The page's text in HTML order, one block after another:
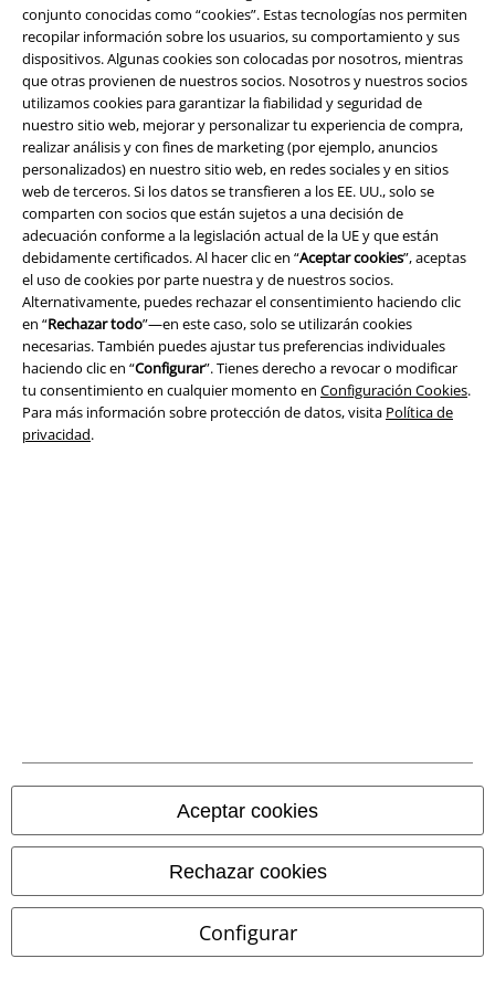
conjunto conocidas como “cookies”. Estas tecnologías nos permiten
recopilar información sobre los usuarios, su comportamiento y sus
dispositivos. Algunas cookies son colocadas por nosotros, mientras
que otras provienen de nuestros socios. Nosotros y nuestros socios
utilizamos cookies para garantizar la fiabilidad y seguridad de
nuestro sitio web, mejorar y personalizar tu experiencia de compra,
realizar análisis y con fines de marketing (por ejemplo, anuncios
personalizados) en nuestro sitio web, en redes sociales y en sitios
web de terceros. Si los datos se transfieren a los EE. UU., solo se
comparten con socios que están sujetos a una decisión de
adecuación conforme a la legislación actual de la UE y que están
debidamente certificados. Al hacer clic en “Aceptar cookies”, aceptas
el uso de cookies por parte nuestra y de nuestros socios.
Alternativamente, puedes rechazar el consentimiento haciendo clic
en “Rechazar todo”—en este caso, solo se utilizarán cookies
necesarias. También puedes ajustar tus preferencias individuales
haciendo clic en “Configurar”. Tienes derecho a revocar o modificar
tu consentimiento en cualquier momento en Configuración Cookies.
Para más información sobre protección de datos, visita Política de
privacidad.
Aceptar cookies
Rechazar cookies
Configurar
Cheques Regalo
Descuento para estudiantes
EMP Backstage Club
Sobre EMP
EMP Eventos
Programa de Afiliados
Sostenibilidad
Métodos de pago
bancaria por